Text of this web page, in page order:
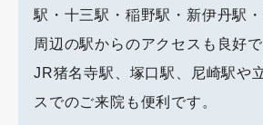
駅・十三駅・稲野駅・新伊丹駅
周辺の駅からのアクセスも良好で
JR猪名寺駅、塚口駅、尼崎駅や
スでのご来院も便利です。